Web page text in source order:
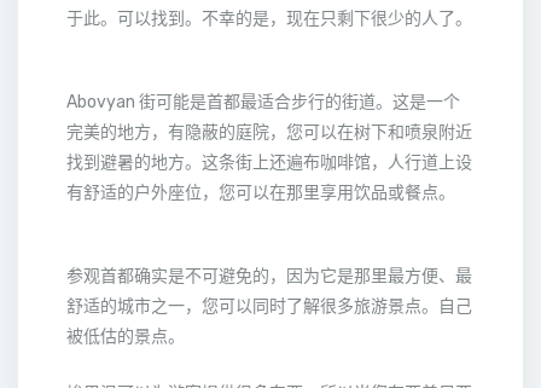
于此。可以找到。不幸的是，现在只剩下很少的人了。
Abovyan 街可能是首都最适合步行的街道。这是一个
完美的地方，有隐蔽的庭院，您可以在树下和喷泉附近
找到避暑的地方。这条街上还遍布咖啡馆，人行道上设
有舒适的户外座位，您可以在那里享用饮品或餐点。
参观首都确实是不可避免的，因为它是那里最方便、最
舒适的城市之一，您可以同时了解很多旅游景点。自己
被低估的景点。